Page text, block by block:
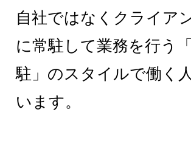
自社ではなくクライア
に常駐して業務を行う
駐」のスタイルで働く
います。